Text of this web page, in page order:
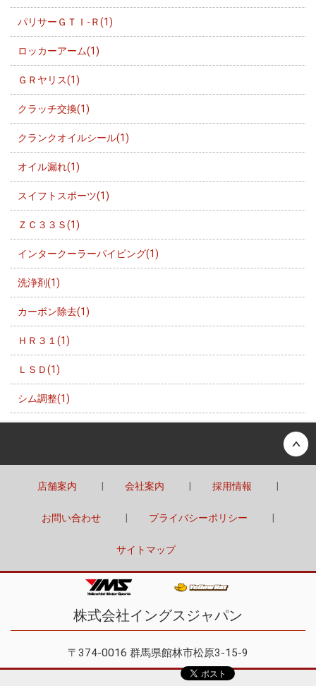
パリサーＧＴＩ-Ｒ(1)
ロッカーアーム(1)
ＧＲヤリス(1)
クラッチ交換(1)
クランクオイルシール(1)
オイル漏れ(1)
スイフトスポーツ(1)
ＺＣ３３Ｓ(1)
インタークーラーパイピング(1)
洗浄剤(1)
カーボン除去(1)
ＨＲ３１(1)
ＬＳＤ(1)
シム調整(1)
店舗案内 会社案内 採用情報
お問い合わせ プライバシーポリシー
サイトマップ
株式会社イングスジャパン
〒374-0016 群馬県館林市松原3-15-9